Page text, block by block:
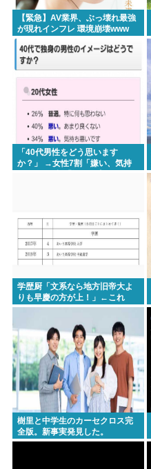
【緊急】AV業界、ぶっ壊れ最強
が現れインフレ 環境崩壊www
「40代男性をどう思います
か？」 →女性7割「嫌い、気持
学歴厨「文系なら地方旧帝大よ
りも早慶の方が上！」←これ
樹里と中学生のカーセクロス完
全版。新事実発見した。